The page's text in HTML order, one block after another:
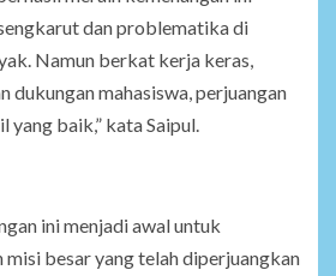
dan problematika di
Namun berkat kerja keras,
dukungan mahasiswa, perjuangan
yang baik,” kata Saipul.
ini menjadi awal untuk
misi besar yang telah diperjuangkan